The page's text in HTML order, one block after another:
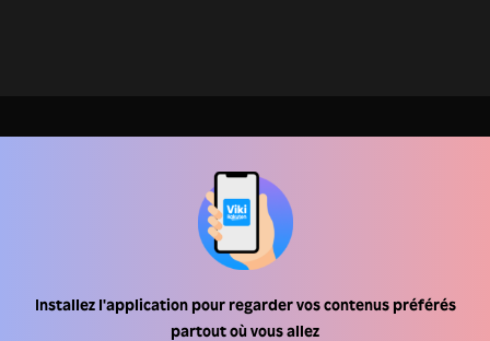
Installez l'application pour regarder vos contenus préférés
partout où vous allez
Centre d'assistance